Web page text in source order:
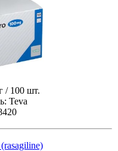
/ 100 шт.
Teva